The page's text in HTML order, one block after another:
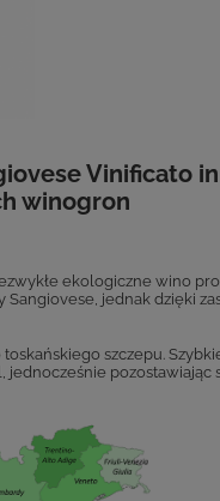
Vinificato
winogron
ekologiczne wino
jednak dzięki
szczepu.
pozostawiając